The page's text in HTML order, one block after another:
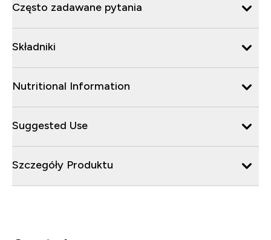
Często zadawane pytania
Składniki
Nutritional Information
Suggested Use
Szczegóły Produktu